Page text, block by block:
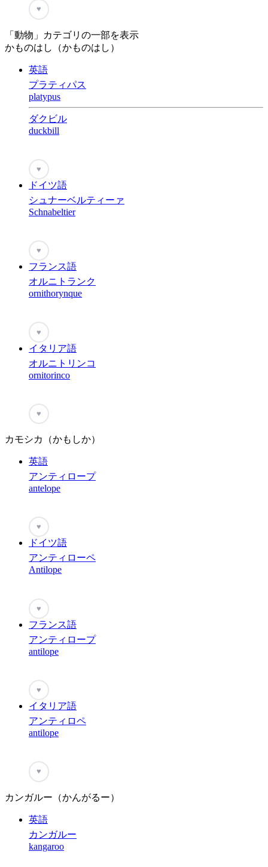
♥
「動物」カテゴリの一部を表示
かものはし（かものはし）
英語
プラティパス
platypus
ダクビル
duckbill
♥
ドイツ語
シュナーベルティーァ
Schnabeltier
♥
フランス語
オルニトランク
ornithorynque
♥
イタリア語
オルニトリンコ
ornitorinco
♥
カモシカ（かもしか）
英語
アンティロープ
antelope
♥
ドイツ語
アンティローペ
Antilope
♥
フランス語
アンティロープ
antilope
♥
イタリア語
アンティロペ
antilope
♥
カンガルー（かんがるー）
英語
カンガルー
kangaroo